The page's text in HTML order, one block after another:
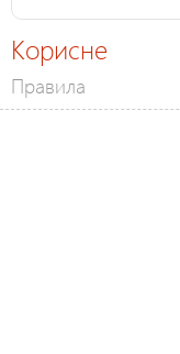
Корисне
Правила